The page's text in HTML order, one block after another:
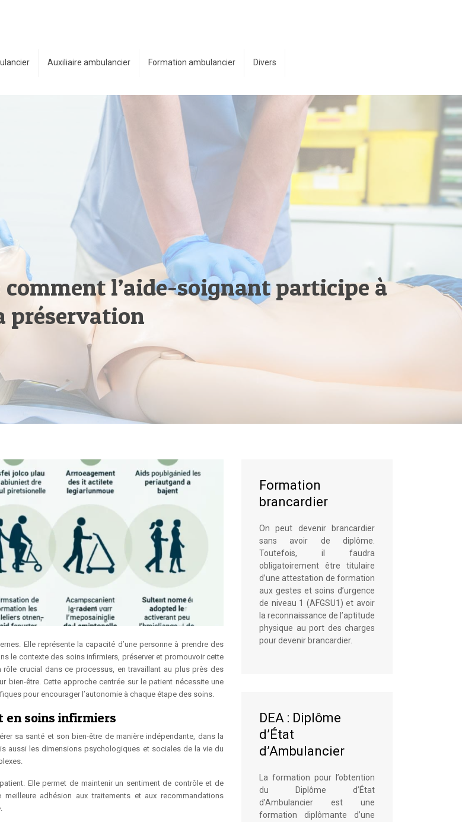
Auxiliaire ambulancier Formation ambulancier Divers
l’aide-soignant participe à
préservation
Elle représente la capacité d’une personne à prendre des
le contexte des soins infirmiers, préserver et promouvoir cette
crucial dans ce processus, en travaillant au plus près des
bien-être. Cette approche centrée sur le patient nécessite une
pour encourager l’autonomie à chaque étape des soins.
en soins infirmiers
sa santé et son bien-être de manière indépendante, dans la
aussi les dimensions psychologiques et sociales de la vie du
Elle permet de maintenir un sentiment de contrôle et de
adhésion aux traitements et aux recommandations
Formation
brancardier
On peut devenir brancardier
sans avoir de diplôme.
Toutefois, il faudra
obligatoirement être titulaire
d’une attestation de formation
aux gestes et soins d’urgence
de niveau 1 (AFGSU1) et avoir
la reconnaissance de l’aptitude
physique au port des charges
pour devenir brancardier.
DEA : Diplôme
d’État
d’Ambulancier
La formation pour l’obtention
du Diplôme d’État
d’Ambulancier est une
formation diplômante d’une